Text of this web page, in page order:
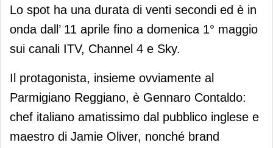
Lo spot ha una durata di venti secondi ed è in
onda dall’ 11 aprile fino a domenica 1° maggio
sui canali ITV, Channel 4 e Sky.
Il protagonista, insieme ovviamente al
Parmigiano Reggiano, è Gennaro Contaldo:
chef italiano amatissimo dal pubblico inglese e
maestro di Jamie Oliver, nonché brand